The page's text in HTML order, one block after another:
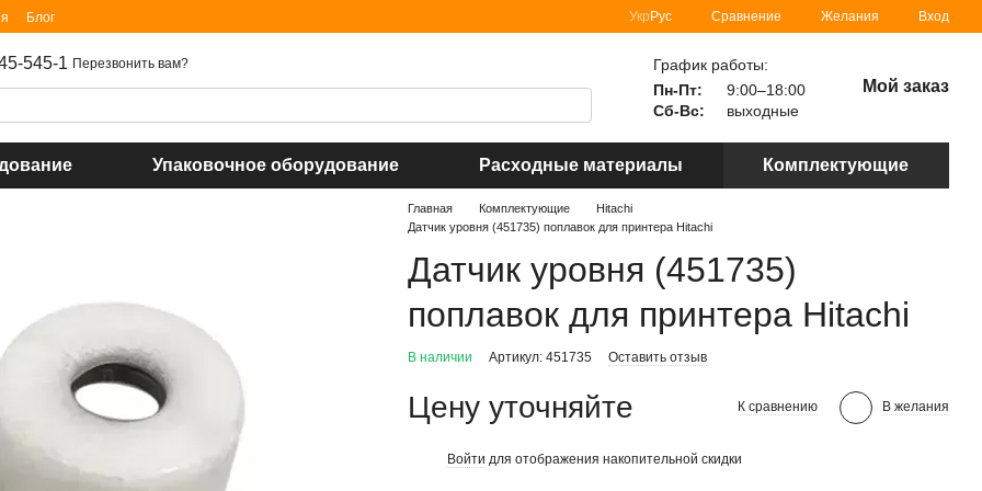
Блог Укр Рус Сравнение Желания Вход
545-1 Перезвонить вам?
График работы:
Пн-Пт:
9:00–18:00
Сб-Вс:
выходные
Мой заказ
Упаковочное оборудование Расходные материалы Комплектующие
Главная Комплектующие
Hitachi
Датчик уровня (451735) поплавок для принтера Hitachi
Датчик уровня (451735)
поплавок для принтера Hitachi
В наличии Артикул: 451735 Оставить отзыв
Цену уточняйте К сравнению В желания
Войти для отображения накопительной скидки